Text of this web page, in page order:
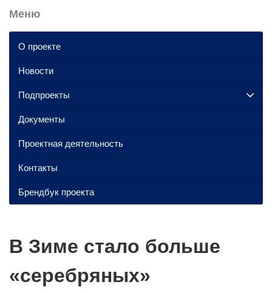
В Зиме стало больше
«серебряных»
Меню
О проекте
Новости
Подпроекты
Документы
Проектная деятельность
Контакты
Брендбук проекта